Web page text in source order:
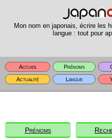
Mon nom en japonais, écrire les
langue : tout pour
Accueil Prénoms
Actualité
Langue
Prénoms